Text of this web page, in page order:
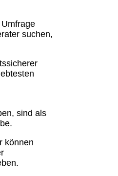
suchen,
sind als
können